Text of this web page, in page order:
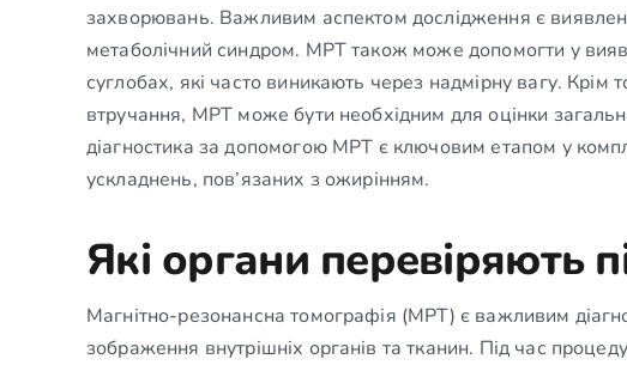
захворювань. Важливим аспектом дослідження є
метаболічний синдром. МРТ також може допомогти у
суглобах, які часто виникають через надмірну вагу. Крім
втручання, МРТ може бути необхідним для оцінки
діагностика за допомогою МРТ є ключовим етапом у
ускладнень, пов’язаних з ожирінням.
Які органи перевіряють
Магнітно-резонансна томографія (МРТ) є важливим
зображення внутрішніх органів та тканин. Під час